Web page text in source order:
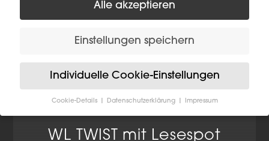
WL TWIST mit Lesespot
Alle akzeptieren
Einstellungen speichern
Individuelle Cookie-Einstellungen
Cookie-Details Datenschutzerklärung Impressum
Datenschutzeinstellungen
Wenn Sie unter 16 Jahre alt sind und Ihre Zustimmung